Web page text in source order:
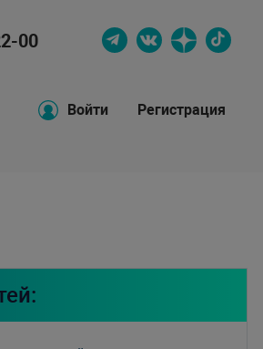
00
Войти Регистрация